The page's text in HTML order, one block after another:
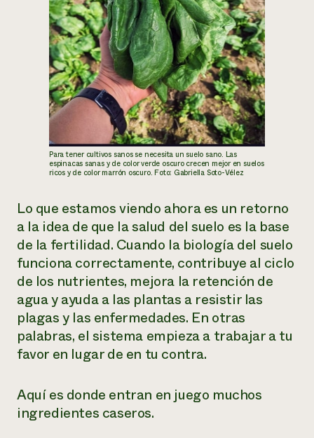
Para tener cultivos sanos se necesita un suelo sano. Las
espinacas sanas y de color verde oscuro crecen mejor en suelos
ricos y de color marrón oscuro. Foto: Gabriella Soto-Vélez
Lo que estamos viendo ahora es un retorno
a la idea de que la salud del suelo es la base
de la fertilidad. Cuando la biología del suelo
funciona correctamente, contribuye al ciclo
de los nutrientes, mejora la retención de
agua y ayuda a las plantas a resistir las
plagas y las enfermedades. En otras
palabras, el sistema empieza a trabajar a tu
favor en lugar de en tu contra.
Aquí es donde entran en juego muchos
ingredientes caseros.